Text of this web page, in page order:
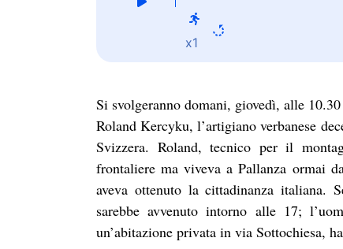
x1
Si svolgeranno domani, giovedì, alle
Roland Kercyku, l’artigiano verbanese
Svizzera. Roland, tecnico per il
frontaliere ma viveva a Pallanza ormai
aveva ottenuto la cittadinanza italiana.
sarebbe avvenuto intorno alle 17;
un’abitazione privata in via Sottochiesa,